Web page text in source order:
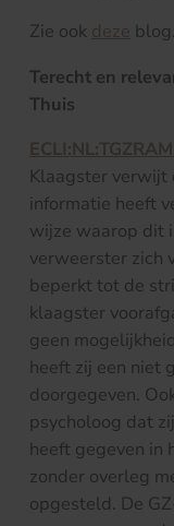
Zie ook deze blog.
Terecht en
Thuis
Klaagster verwijt
informatie heeft
wijze waarop dit
verweerster zich
beperkt tot de
klaagster
geen
heeft zij een niet
doorgegeven.
psycholoog dat
heeft gegeven in
zonder overleg
opgesteld. De